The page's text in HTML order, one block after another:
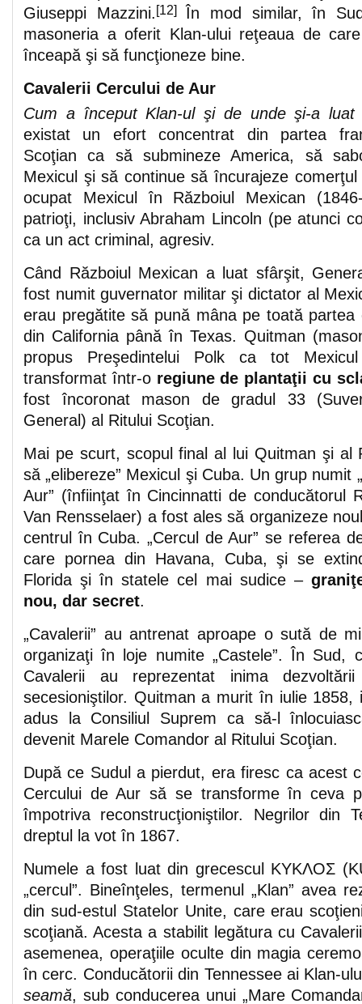
Giuseppi Mazzini.[12]În mod similar, în
masoneria a oferit Klan-ului reţeaua de
înceapă şi să funcţioneze bine.
Cavalerii Cercului de Aur
Cum a început Klan-ul şi de unde şi-a luat
existat un efort concentrat din partea
Scoţian ca să submineze America, să
Mexicul şi să continue să încurajeze
ocupat Mexicul în Războiul Mexican
patrioţi, inclusiv Abraham Lincoln (pe atunci
ca un act criminal, agresiv.
Când Războiul Mexican a luat sfârşit,
fost numit guvernator militar şi dictator al
erau pregătite să pună mâna pe toată partea
din California până în Texas. Quitman
propus Preşedintelui Polk ca tot
transformat într-o regiune de plantaţii cu
fost încoronat mason de gradul 33
General) al Ritului Scoţian.
Mai pe scurt, scopul final al lui Quitman şi al
să „elibereze” Mexicul şi Cuba. Un grup numit
Aur” (înfiinţat în Cincinnatti de conducătorul
Van Rensselaer) a fost ales să organizeze
centrul în Cuba. „Cercul de Aur” se referea
care pornea din Havana, Cuba, şi se
Florida şi în statele cel mai sudice –
nou, dar secret.
„Cavalerii” au antrenat aproape o sută de
organizaţi în loje numite „Castele”. În Sud,
Cavalerii au reprezentat inima
secesioniştilor. Quitman a murit în iulie
adus la Consiliul Suprem ca să-l
devenit Marele Comandor al Ritului Scoţian.
După ce Sudul a pierdut, era firesc ca acest
Cercului de Aur să se transforme în ceva
împotriva reconstrucţioniştilor. Negrilor din
dreptul la vot în 1867.
Numele a fost luat din grecescul ΚΥΚΛΟΣ
„cercul”. Bineînţeles, termenul „Klan” avea
din sud-estul Statelor Unite, care erau
scoţiană. Acesta a stabilit legătura cu
asemenea, operaţiile oculte din magia
în cerc. Conducătorii din Tennessee ai Klan-
seamă, sub conducerea unui „Mare